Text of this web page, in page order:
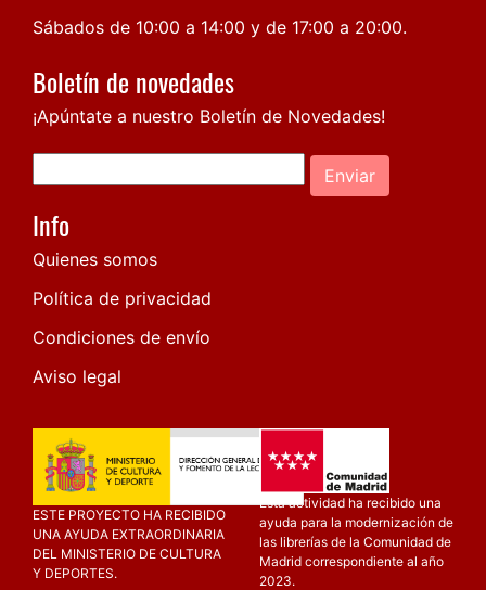
Sábados de 10:00 a 14:00 y de 17:00 a 20:00.
Boletín de novedades
¡Apúntate a nuestro Boletín de Novedades!
Enviar
Info
Quienes somos
Política de privacidad
Condiciones de envío
Aviso legal
ESTE PROYECTO HA RECIBIDO
UNA AYUDA EXTRAORDINARIA
DEL MINISTERIO DE CULTURA
Y DEPORTES.
Esta actividad ha recibido una
ayuda para la modernización de
las librerías de la Comunidad de
Madrid correspondiente al año
2023.